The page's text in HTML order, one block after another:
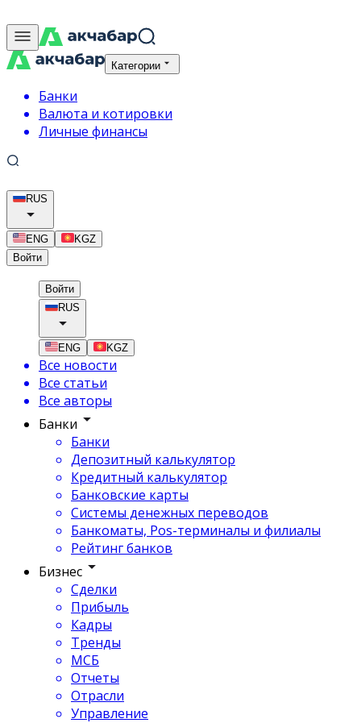
Категории
Банки
Валюта и котировки
Личные финансы
RUS
ENG
KGZ
Войти
Войти
RUS
ENG KGZ
Все новости
Все статьи
Все авторы
Банки
Банки
Депозитный калькулятор
Кредитный калькулятор
Банковские карты
Системы денежных переводов
Банкоматы, Pos-терминалы и филиалы
Рейтинг банков
Бизнес
Сделки
Прибыль
Кадры
Тренды
МСБ
Отчеты
Отрасли
Управление